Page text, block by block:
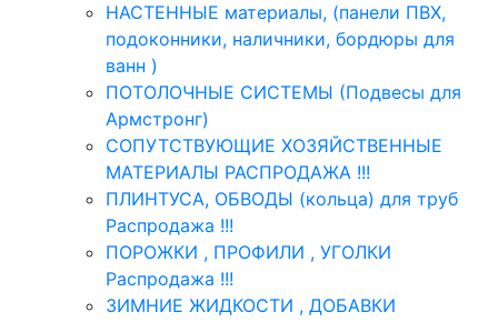
НАСТЕННЫЕ материалы, (панели ПВХ,
подоконники, наличники, бордюры для
ванн )
ПОТОЛОЧНЫЕ СИСТЕМЫ (Подвесы для
Армстронг)
СОПУТСТВУЮЩИЕ ХОЗЯЙСТВЕННЫЕ
МАТЕРИАЛЫ РАСПРОДАЖА !!!
ПЛИНТУСА, ОБВОДЫ (кольца) для труб
Распродажа !!!
ПОРОЖКИ , ПРОФИЛИ , УГОЛКИ
Распродажа !!!
ЗИМНИЕ ЖИДКОСТИ , ДОБАВКИ